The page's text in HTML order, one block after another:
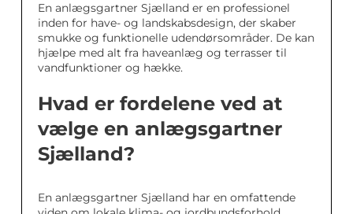
En anlægsgartner Sjælland er en professionel
inden for have- og landskabsdesign, der skaber
smukke og funktionelle udendørsområder. De kan
hjælpe med alt fra haveanlæg og terrasser til
vandfunktioner og hække.
Hvad er fordelene ved at
vælge en anlægsgartner
Sjælland?
En anlægsgartner Sjælland har en omfattende